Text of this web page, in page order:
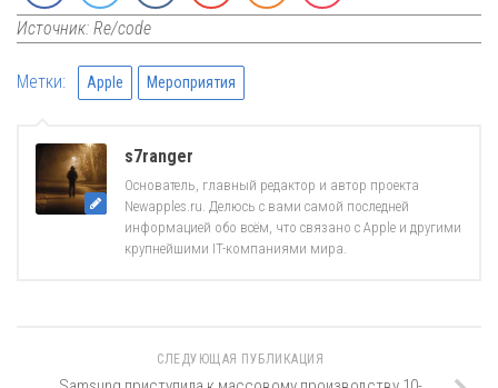
Источник: Re/code
Метки: Apple Мероприятия
s7ranger
Основатель, главный редактор и автор проекта
Newapples.ru. Делюсь с вами самой последней
информацией обо всём, что связано с Apple и другими
крупнейшими IT-компаниями мира.
СЛЕДУЮЩАЯ ПУБЛИКАЦИЯ